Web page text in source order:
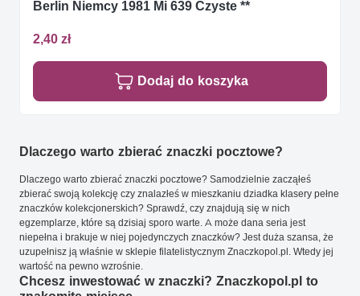
Berlin Niemcy 1981 Mi 639 Czyste **
2,40 zł
Dodaj do koszyka
Dlaczego warto zbierać znaczki pocztowe?
Dlaczego warto zbierać znaczki pocztowe? Samodzielnie zacząłeś
zbierać swoją kolekcję czy znalazłeś w mieszkaniu dziadka klasery pełne
znaczków kolekcjonerskich? Sprawdź, czy znajdują się w nich
egzemplarze, które są dzisiaj sporo warte. A może dana seria jest
niepełna i brakuje w niej pojedynczych znaczków? Jest duża szansa, że
uzupełnisz ją właśnie w sklepie filatelistycznym Znaczkopol.pl. Wtedy jej
wartość na pewno wzrośnie.
Chcesz inwestować w znaczki? Znaczkopol.pl to